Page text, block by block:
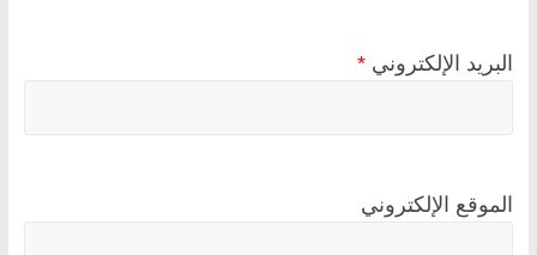
البريد الإلكتروني *
الموقع الإلكتروني